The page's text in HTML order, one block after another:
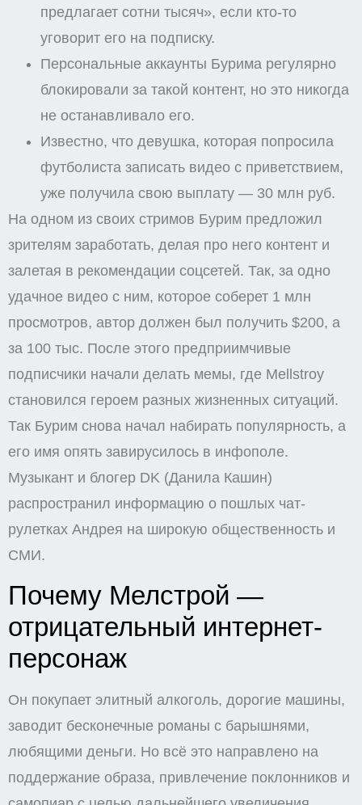
предлагает сотни тысяч», если кто-то
уговорит его на подписку.
Персональные аккаунты Бурима регулярно
блокировали за такой контент, но это никогда
не останавливало его.
Известно, что девушка, которая попросила
футболиста записать видео с приветствием,
уже получила свою выплату — 30 млн руб.
На одном из своих стримов Бурим предложил
зрителям заработать, делая про него контент и
залетая в рекомендации соцсетей. Так, за одно
удачное видео с ним, которое соберет 1 млн
просмотров, автор должен был получить $200, а
за 100 тыс. После этого предприимчивые
подписчики начали делать мемы, где Mellstroy
становился героем разных жизненных ситуаций.
Так Бурим снова начал набирать популярность, а
его имя опять завирусилось в инфополе.
Музыкант и блогер DK (Данила Кашин)
распространил информацию о пошлых чат-
рулетках Андрея на широкую общественность и
СМИ.
Почему Мелстрой —
отрицательный интернет-
персонаж
Он покупает элитный алкоголь, дорогие машины,
заводит бесконечные романы с барышнями,
любящими деньги. Но всё это направлено на
поддержание образа, привлечение поклонников и